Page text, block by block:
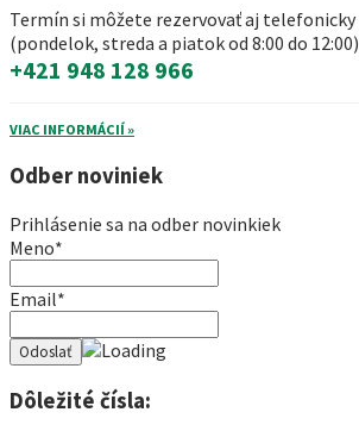
Termín si môžete rezervovať aj telefonicky
(pondelok, streda a piatok od 8:00 do 12:00)
+421 948 128 966
VIAC INFORMÁCIÍ »
Odber noviniek
Prihlásenie sa na odber novinkiek
Meno*
Email*
Dôležité čísla: